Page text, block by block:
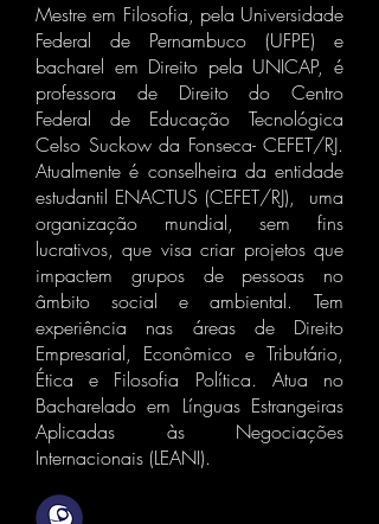
Mestre em Filosofia, pela Universidade
Federal de Pernambuco (UFPE) e
bacharel em Direito pela UNICAP, é
professora de Direito do Centro
Federal de Educação Tecnológica
Celso Suckow da Fonseca- CEFET/RJ.
Atualmente é conselheira da entidade
estudantil ENACTUS (CEFET/RJ), uma
organização mundial, sem fins
lucrativos, que visa criar projetos que
impactem grupos de pessoas no
âmbito social e ambiental. Tem
experiência nas áreas de Direito
Empresarial, Econômico e Tributário,
Ética e Filosofia Política. Atua no
Bacharelado em Línguas Estrangeiras
Aplicadas às Negociações
Internacionais (LEANI).